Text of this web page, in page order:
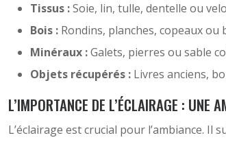
Tissus :Soie, lin, tulle, dentelle ou
Bois : Rondins, planches, copeaux
Minéraux :Galets, pierres ou sable
Objets récupérés : Livres anciens,
L’IMPORTANCE DE L’ÉCLAIRAGE : UNE
L’éclairage est crucial pour l’ambiance.